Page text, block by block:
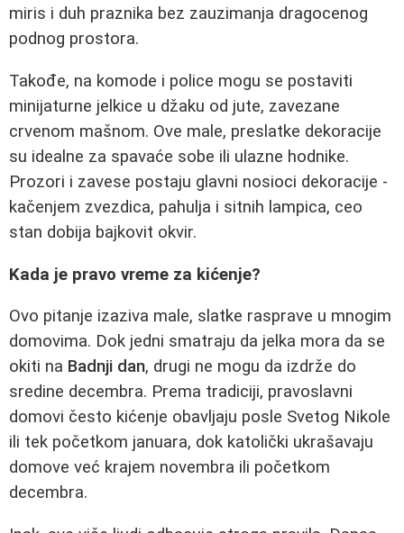
miris i duh praznika bez zauzimanja dragocenog
podnog prostora.
Takođe, na komode i police mogu se postaviti
minijaturne jelkice u džaku od jute, zavezane
crvenom mašnom. Ove male, preslatke dekoracije
su idealne za spavaće sobe ili ulazne hodnike.
Prozori i zavese postaju glavni nosioci dekoracije -
kačenjem zvezdica, pahulja i sitnih lampica, ceo
stan dobija bajkovit okvir.
Kada je pravo vreme za kićenje?
Ovo pitanje izaziva male, slatke rasprave u mnogim
domovima. Dok jedni smatraju da jelka mora da se
okiti na Badnji dan, drugi ne mogu da izdrže do
sredine decembra. Prema tradiciji, pravoslavni
domovi često kićenje obavljaju posle Svetog Nikole
ili tek početkom januara, dok katolički ukrašavaju
domove već krajem novembra ili početkom
decembra.